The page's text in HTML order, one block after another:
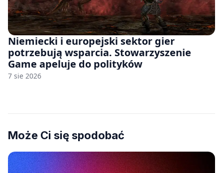
Niemiecki i europejski sektor gier
potrzebują wsparcia. Stowarzyszenie
Game apeluje do polityków
7 sie 2026
Może Ci się spodobać